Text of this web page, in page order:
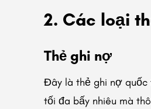
2. Các loại
Thẻ ghi nợ
Đây là thẻ ghi nợ quốc
tối đa bấy nhiêu mà